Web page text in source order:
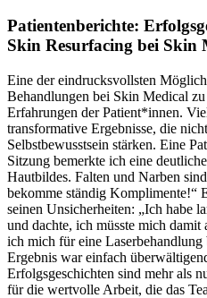
Patientenberichte:
Skin Resurfacing bei Skin
Eine der eindrucksvollsten
Behandlungen bei Skin Medical
Erfahrungen der Patient*innen.
transformative Ergebnisse, die
Selbstbewusstsein stärken. Eine
Sitzung bemerkte ich eine
Hautbildes. Falten und Narben
bekomme ständig Komplimente!“
seinen Unsicherheiten: „Ich habe
und dachte, ich müsste mich
ich mich für eine
Ergebnis war einfach
Erfolgsgeschichten sind mehr als
für die wertvolle Arbeit, die das